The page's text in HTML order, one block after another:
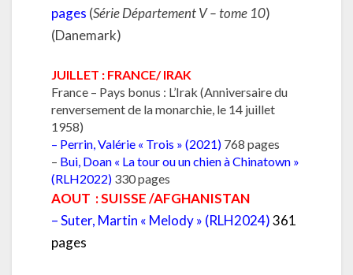
pages (Série Département V – tome 10)
(Danemark)
JUILLET : FRANCE/ IRAK
France – Pays bonus : L’Irak (Anniversaire du
renversement de la monarchie, le 14 juillet
1958)
– Perrin, Valérie « Trois » (2021) 768 pages
– Bui, Doan « La tour ou un chien à Chinatown »
(RLH2022) 330 pages
AOUT : SUISSE /AFGHANISTAN
–Suter, Martin « Melody » (RLH2024)361
pages